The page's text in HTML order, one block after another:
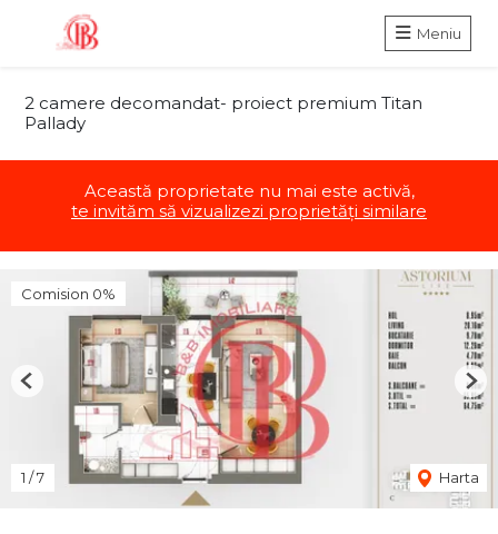
Meniu
2 camere decomandat- proiect premium Titan
Pallady
Această proprietate nu mai este activă,
te invităm să vizualizezi proprietăți similare
Comision 0%
1 /7 Harta
Previous